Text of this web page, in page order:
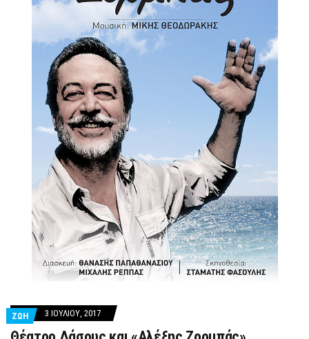
ΖΩΗ 3 ΙΟΥΛΊΟΥ, 2017